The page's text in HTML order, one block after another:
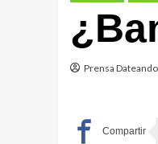
Prensa Dateando